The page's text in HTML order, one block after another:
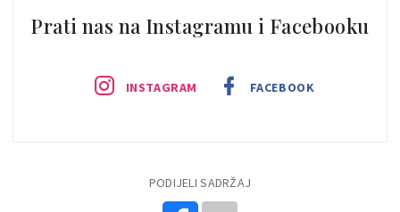
Prati nas na Instagramu i Facebooku
INSTAGRAM FACEBOOK
PODIJELI SADRŽAJ